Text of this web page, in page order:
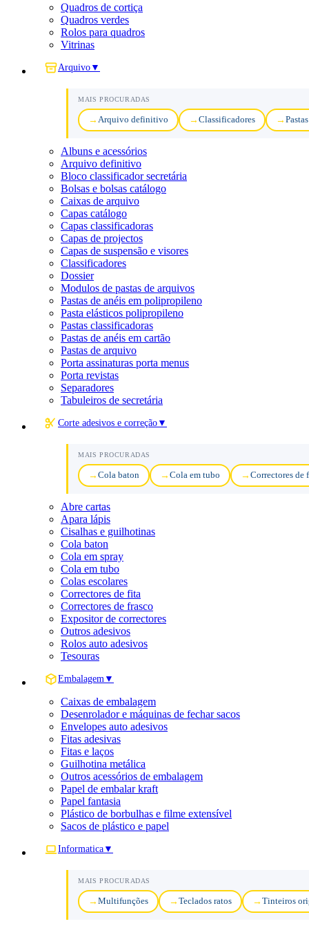
Quadros de cortiça
Quadros verdes
Rolos para quadros
Vitrinas
Arquivo ▼
MAIS PROCURADAS
Arquivo definitivo Classificadores
Albuns e acessórios
Arquivo definitivo
Bloco classificador secretária
Bolsas e bolsas catálogo
Caixas de arquivo
Capas catálogo
Capas classificadoras
Capas de projectos
Capas de suspensão e visores
Classificadores
Dossier
Modulos de pastas de arquivos
Pastas de anéis em polipropileno
Pasta elásticos polipropileno
Pastas classificadoras
Pastas de anéis em cartão
Pastas de arquivo
Porta assinaturas porta menus
Porta revistas
Separadores
Tabuleiros de secretária
Corte adesivos e correção ▼
MAIS PROCURADAS
Cola baton Cola em tubo Correctores de
Abre cartas
Apara lápis
Cisalhas e guilhotinas
Cola baton
Cola em spray
Cola em tubo
Colas escolares
Correctores de fita
Correctores de frasco
Expositor de correctores
Outros adesivos
Rolos auto adesivos
Tesouras
Embalagem ▼
Caixas de embalagem
Desenrolador e máquinas de fechar sacos
Envelopes auto adesivos
Fitas adesivas
Fitas e laços
Guilhotina metálica
Outros acessórios de embalagem
Papel de embalar kraft
Papel fantasia
Plástico de borbulhas e filme extensível
Sacos de plástico e papel
Informatica ▼
MAIS PROCURADAS
Multifunções Teclados ratos Tinteiros